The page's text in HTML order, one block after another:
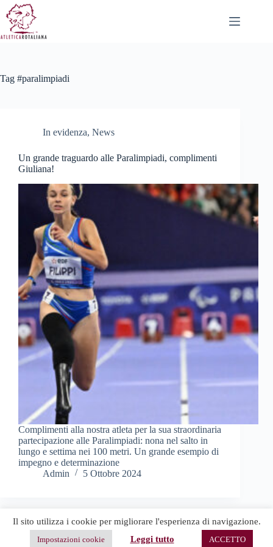
Salta
al
contenuto
Tag #paralimpiadi
In evidenza, News
Un grande traguardo alle Paralimpiadi, complimenti
Giuliana!
Complimenti alla nostra atleta per la sua straordinaria
partecipazione alle Paralimpiadi: nona nel salto in
lungo e settima nei 100 metri. Un grande esempio di
impegno e determinazione
Admin
5 Ottobre 2024
Copyright © 2026 - Terms & Services |Privacy
Il sito utilizza i cookie per migliorare l'esperienza di navigazione.
Impostazioni cookie Leggi tutto ACCETTO